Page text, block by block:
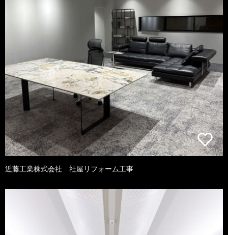
近藤工業株式会社 社屋リフォーム工事